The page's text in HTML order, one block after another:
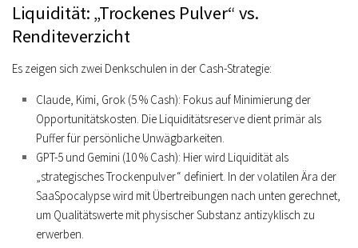
Liquidität: „Trockenes Pulver“ vs.
Renditeverzicht
Es zeigen sich zwei Denkschulen in der Cash-Strategie:
Claude, Kimi, Grok (5 % Cash): Fokus auf Minimierung der
Opportunitätskosten. Die Liquiditätsreserve dient primär als
Puffer für persönliche Unwägbarkeiten.
GPT-5 und Gemini (10 % Cash): Hier wird Liquidität als
„strategisches Trockenpulver“ definiert. In der volatilen Ära der
SaaSpocalypse wird mit Übertreibungen nach unten gerechnet,
um Qualitätswerte mit physischer Substanz antizyklisch zu
erwerben.